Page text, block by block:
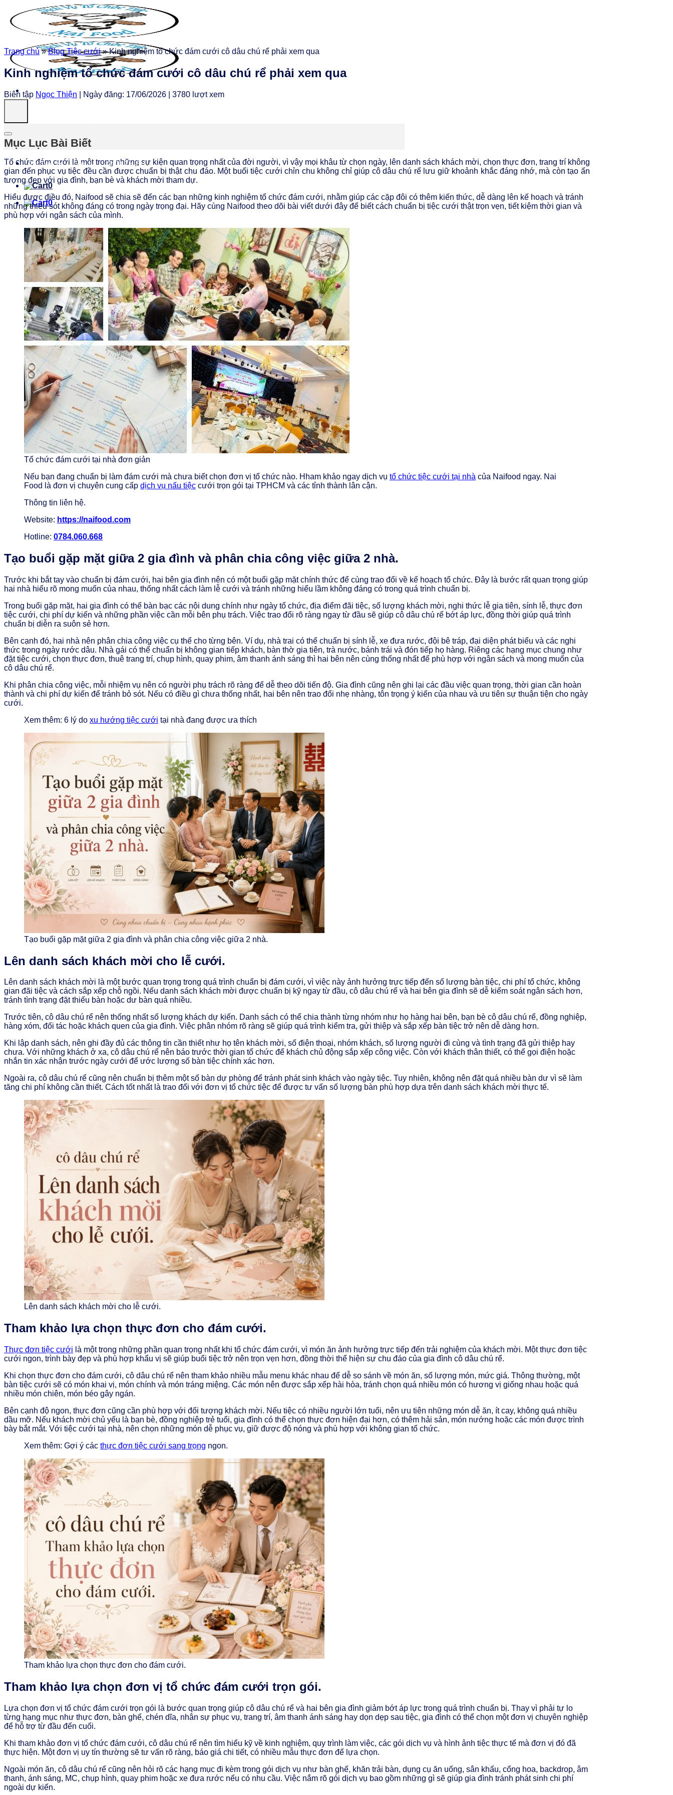
đến
nội
Tin Tức Liên hệ GIỚI THIỆU
0
0
Trang chủ»Blog Tiệc cưới»Kinh nghiệm tổ chức đám cưới cô dâu chú rể phải xem qua
Kinh nghiệm tổ chức đám cưới cô dâu chú rể phải xem qua
Biên tập Ngọc Thiện Ngày đăng: 17/06/2026 3780 lượt xem
Mục Lục Bài Biết
Tổ chức đám cưới là một trong những sự kiện quan trọng nhất của đời người, vì vậy mọi khâu từ chọn ngày, lên danh sách khách mời, chọn thực đơn, trang trí không
gian đến phục vụ tiệc đều cần được chuẩn bị thật chu đáo. Một buổi tiệc cưới chỉn chu không chỉ giúp cô dâu chú rể lưu giữ khoảnh khắc đáng nhớ, mà còn tạo ấn
tượng đẹp với gia đình, bạn bè và khách mời tham dự.
Hiểu được điều đó, Naifood sẽ chia sẽ đến các bạn những kinh nghiệm tổ chức đám cưới, nhằm giúp các cặp đôi có thêm kiến thức, dễ dàng lên kế hoạch và tránh
những thiếu sót không đáng có trong ngày trọng đại. Hãy cùng Naifood theo dõi bài viết dưới đây để biết cách chuẩn bị tiệc cưới thật trọn vẹn, tiết kiệm thời gian và
phù hợp với ngân sách của mình.
Tổ chức đám cưới tại nhà đơn giản
Nếu bạn đang chuẩn bị làm đám cưới mà chưa biết chọn đơn vị tổ chức nào. Hham khảo ngay dịch vụ tổ chức tiệc cưới tại nhà của Naifood ngay. Nai
Food là đơn vị chuyên cung cấp dịch vụ nấu tiệc cưới trọn gói tại TPHCM và các tỉnh thành lân cận.
Thông tin liên hệ.
Website: https://naifood.com
Hotline: 0784.060.668
Tạo buổi gặp mặt giữa 2 gia đình và phân chia công việc giữa 2 nhà.
Trước khi bắt tay vào chuẩn bị đám cưới, hai bên gia đình nên có một buổi gặp mặt chính thức để cùng trao đổi về kế hoạch tổ chức. Đây là bước rất quan trọng giúp
hai nhà hiểu rõ mong muốn của nhau, thống nhất cách làm lễ cưới và tránh những hiểu lầm không đáng có trong quá trình chuẩn bị.
Trong buổi gặp mặt, hai gia đình có thể bàn bạc các nội dung chính như ngày tổ chức, địa điểm đãi tiệc, số lượng khách mời, nghi thức lễ gia tiên, sính lễ, thực đơn
tiệc cưới, chi phí dự kiến và những phần việc cần mỗi bên phụ trách. Việc trao đổi rõ ràng ngay từ đầu sẽ giúp cô dâu chú rể bớt áp lực, đồng thời giúp quá trình
chuẩn bị diễn ra suôn sẻ hơn.
Bên cạnh đó, hai nhà nên phân chia công việc cụ thể cho từng bên. Ví dụ, nhà trai có thể chuẩn bị sính lễ, xe đưa rước, đội bê tráp, đại diện phát biểu và các nghi
thức trong ngày rước dâu. Nhà gái có thể chuẩn bị không gian tiếp khách, bàn thờ gia tiên, trà nước, bánh trái và đón tiếp họ hàng. Riêng các hạng mục chung như
đặt tiệc cưới, chọn thực đơn, thuê trang trí, chụp hình, quay phim, âm thanh ánh sáng thì hai bên nên cùng thống nhất để phù hợp với ngân sách và mong muốn của
cô dâu chú rể.
Khi phân chia công việc, mỗi nhiệm vụ nên có người phụ trách rõ ràng để dễ theo dõi tiến độ. Gia đình cũng nên ghi lại các đầu việc quan trọng, thời gian cần hoàn
thành và chi phí dự kiến để tránh bỏ sót. Nếu có điều gì chưa thống nhất, hai bên nên trao đổi nhẹ nhàng, tôn trọng ý kiến của nhau và ưu tiên sự thuận tiện cho ngày
cưới.
Xem thêm: 6 lý do xu hướng tiệc cưới tại nhà đang được ưa thích
Tạo buổi gặp mặt giữa 2 gia đình và phân chia công việc giữa 2 nhà.
Lên danh sách khách mời cho lễ cưới.
Lên danh sách khách mời là một bước quan trọng trong quá trình chuẩn bị đám cưới, vì việc này ảnh hưởng trực tiếp đến số lượng bàn tiệc, chi phí tổ chức, không
gian đãi tiệc và cách sắp xếp chỗ ngồi. Nếu danh sách khách mời được chuẩn bị kỹ ngay từ đầu, cô dâu chú rể và hai bên gia đình sẽ dễ kiểm soát ngân sách hơn,
tránh tình trạng đặt thiếu bàn hoặc dư bàn quá nhiều.
Trước tiên, cô dâu chú rể nên thống nhất số lượng khách dự kiến. Danh sách có thể chia thành từng nhóm như họ hàng hai bên, bạn bè cô dâu chú rể, đồng nghiệp,
hàng xóm, đối tác hoặc khách quen của gia đình. Việc phân nhóm rõ ràng sẽ giúp quá trình kiểm tra, gửi thiệp và sắp xếp bàn tiệc trở nên dễ dàng hơn.
Khi lập danh sách, nên ghi đầy đủ các thông tin cần thiết như họ tên khách mời, số điện thoại, nhóm khách, số lượng người đi cùng và tình trạng đã gửi thiệp hay
chưa. Với những khách ở xa, cô dâu chú rể nên báo trước thời gian tổ chức để khách chủ động sắp xếp công việc. Còn với khách thân thiết, có thể gọi điện hoặc
nhắn tin xác nhận trước ngày cưới để ước lượng số bàn tiệc chính xác hơn.
Ngoài ra, cô dâu chú rể cũng nên chuẩn bị thêm một số bàn dự phòng để tránh phát sinh khách vào ngày tiệc. Tuy nhiên, không nên đặt quá nhiều bàn dư vì sẽ làm
tăng chi phí không cần thiết. Cách tốt nhất là trao đổi với đơn vị tổ chức tiệc để được tư vấn số lượng bàn phù hợp dựa trên danh sách khách mời thực tế.
Lên danh sách khách mời cho lễ cưới.
Tham khảo lựa chọn thực đơn cho đám cưới.
Thực đơn tiệc cưới là một trong những phần quan trọng nhất khi tổ chức đám cưới, vì món ăn ảnh hưởng trực tiếp đến trải nghiệm của khách mời. Một thực đơn tiệc
cưới ngon, trình bày đẹp và phù hợp khẩu vị sẽ giúp buổi tiệc trở nên trọn vẹn hơn, đồng thời thể hiện sự chu đáo của gia đình cô dâu chú rể.
Khi chọn thực đơn cho đám cưới, cô dâu chú rể nên tham khảo nhiều mẫu menu khác nhau để dễ so sánh về món ăn, số lượng món, mức giá. Thông thường, một
bàn tiệc cưới sẽ có món khai vị, món chính và món tráng miệng. Các món nên được sắp xếp hài hòa, tránh chọn quá nhiều món có hương vị giống nhau hoặc quá
nhiều món chiên, món béo gây ngán.
Bên cạnh độ ngon, thực đơn cũng cần phù hợp với đối tượng khách mời. Nếu tiệc có nhiều người lớn tuổi, nên ưu tiên những món dễ ăn, ít cay, không quá nhiều
dầu mỡ. Nếu khách mời chủ yếu là bạn bè, đồng nghiệp trẻ tuổi, gia đình có thể chọn thực đơn hiện đại hơn, có thêm hải sản, món nướng hoặc các món được trình
bày bắt mắt. Với tiệc cưới tại nhà, nên chọn những món dễ phục vụ, giữ được độ nóng và phù hợp với không gian tổ chức.
Xem thêm: Gợi ý các thực đơn tiệc cưới sang trọng ngon.
Tham khảo lựa chọn thực đơn cho đám cưới.
Tham khảo lựa chọn đơn vị tổ chức đám cưới trọn gói.
Lựa chọn đơn vị tổ chức đám cưới trọn gói là bước quan trọng giúp cô dâu chú rể và hai bên gia đình giảm bớt áp lực trong quá trình chuẩn bị. Thay vì phải tự lo
từng hạng mục như thực đơn, bàn ghế, chén dĩa, nhân sự phục vụ, trang trí, âm thanh ánh sáng hay dọn dẹp sau tiệc, gia đình có thể chọn một đơn vị chuyên nghiệp
để hỗ trợ từ đầu đến cuối.
Khi tham khảo đơn vị tổ chức đám cưới, cô dâu chú rể nên tìm hiểu kỹ về kinh nghiệm, quy trình làm việc, các gói dịch vụ và hình ảnh tiệc thực tế mà đơn vị đó đã
thực hiện. Một đơn vị uy tín thường sẽ tư vấn rõ ràng, báo giá chi tiết, có nhiều mẫu thực đơn để lựa chọn.
Ngoài món ăn, cô dâu chú rể cũng nên hỏi rõ các hạng mục đi kèm trong gói dịch vụ như bàn ghế, khăn trải bàn, dụng cụ ăn uống, sân khấu, cổng hoa, backdrop, âm
thanh, ánh sáng, MC, chụp hình, quay phim hoặc xe đưa rước nếu có nhu cầu. Việc nắm rõ gói dịch vụ bao gồm những gì sẽ giúp gia đình tránh phát sinh chi phí
ngoài dự kiến.